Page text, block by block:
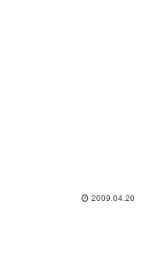
2009.04.20